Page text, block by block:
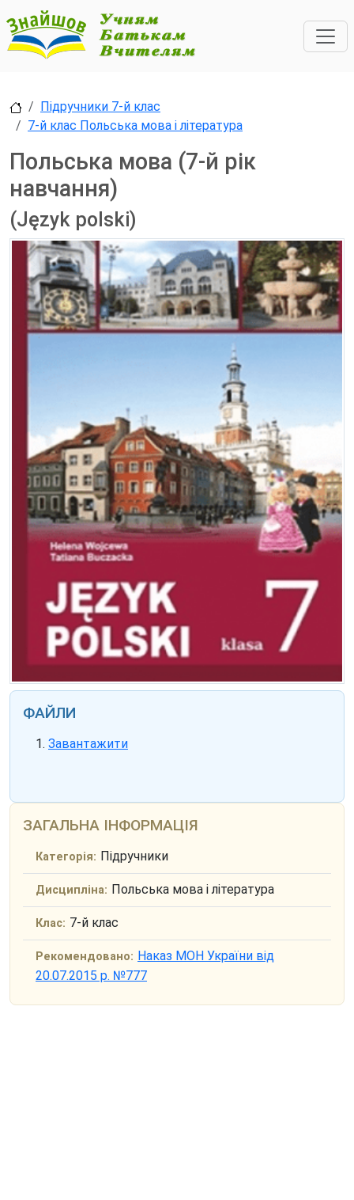
Підручники 7-й клас
7-й клас Польська мова і література
Польська мова (7-й рік
навчання)
(Język polski)
ФАЙЛИ
Завантажити
ЗАГАЛЬНА ІНФОРМАЦІЯ
Категорія: Підручники
Дисципліна: Польська мова і література
Клас: 7-й клас
Рекомендовано: Наказ МОН України від
20.07.2015 р. №777